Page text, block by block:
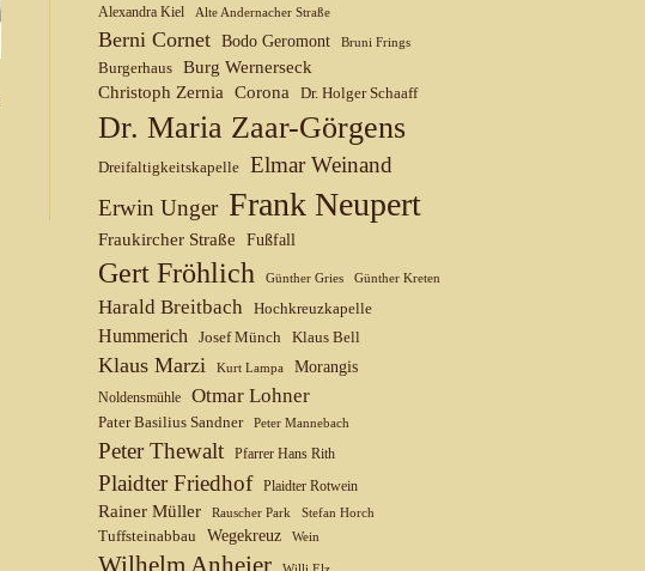
Alexandra Kiel Alte Andernacher Straße
Berni Cornet Bodo Geromont Bruni Frings
Burgerhaus Burg Wernerseck
Christoph Zernia
Corona Dr. Holger Schaaff
Dr. Maria Zaar-Görgens
Dreifaltigkeitskapelle Elmar Weinand
Erwin Unger Frank Neupert
Fraukircher Straße Fußfall
Gert Fröhlich Günther Gries Günther Kreten
Harald Breitbach Hochkreuzkapelle
Hummerich Josef Münch Klaus Bell
Klaus Marzi Kurt Lampa Morangis
Noldensmühle Otmar Lohner
Pater Basilius Sandner Peter Mannebach
Peter Thewalt Pfarrer Hans Rith
Plaidter Friedhof Plaidter Rotwein
Rainer Müller Rauscher Park Stefan Horch
Tuffsteinabbau Wegekreuz Wein
Wilhelm Anheier